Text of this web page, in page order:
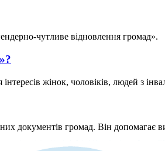
чутливе відновлення громад».
жінок, чоловіків, людей з
документів громад. Він